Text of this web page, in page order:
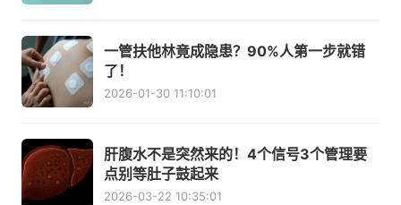
一管扶他林竟成隐患？90%人第一步就错
了！
2026-01-30 11:10:01
肝腹水不是突然来的！4个信号3个管理要
点别等肚子鼓起来
2026-03-22 10:35:01